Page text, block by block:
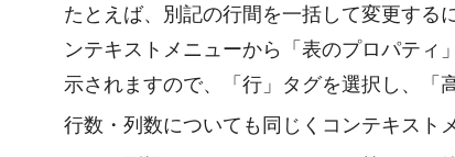
たとえば、別記の行間を一括して変更する
ンテキストメニューから「表のプロパティ
示されますので、「行」タグを選択し、「
行数・列数についても同じくコンテキスト